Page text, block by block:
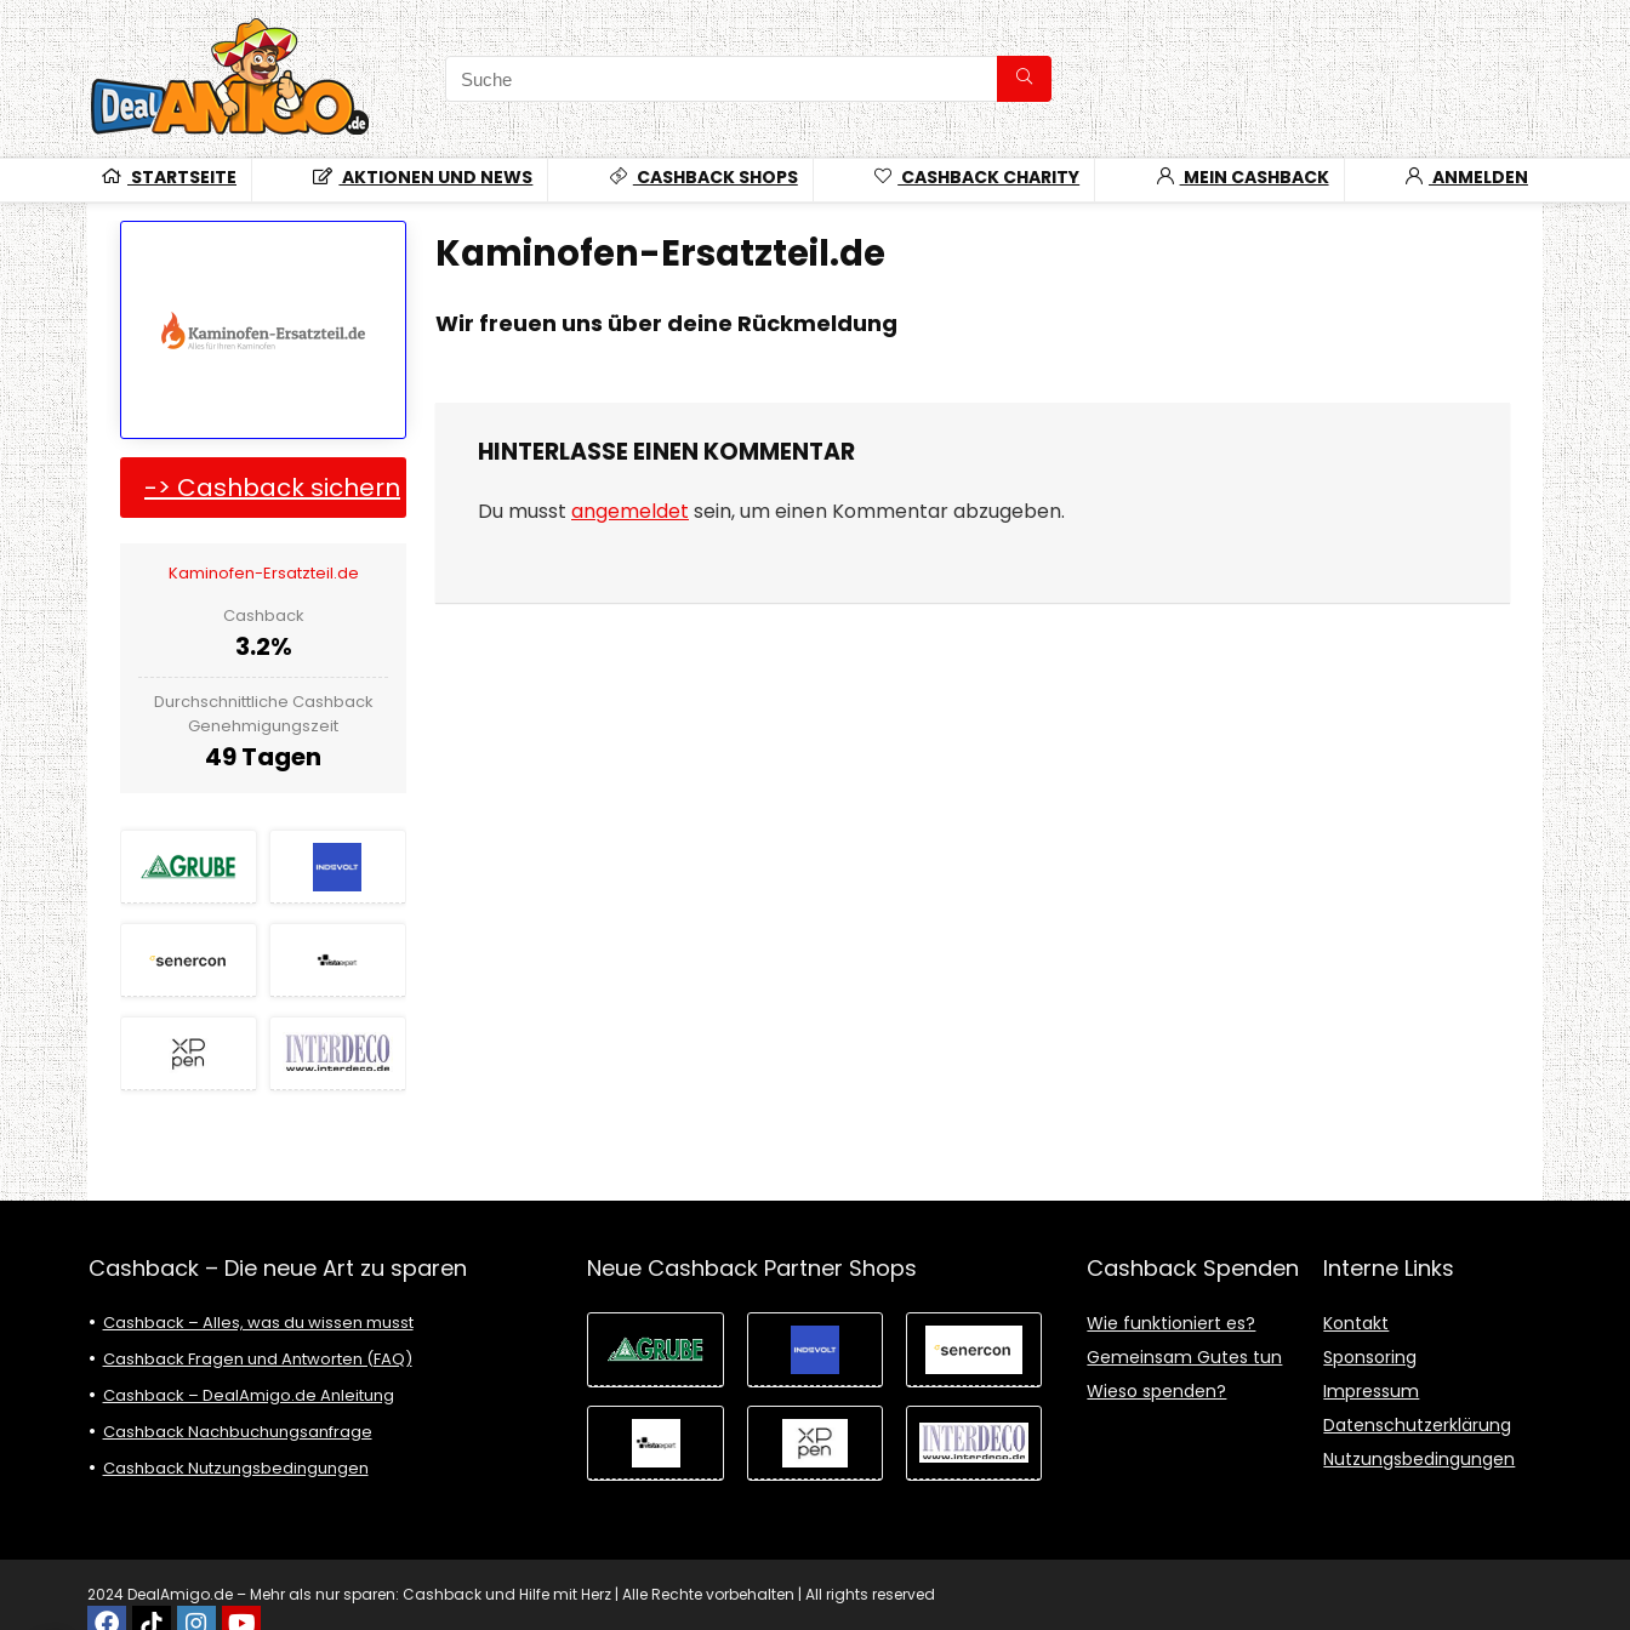
STARTSEITE AKTIONEN UND NEWS CASHBACK SHOPS CASHBACK CHARITY MEIN CASHBACK ANMELDEN
-> Cashback sichern
Kaminofen-Ersatzteil.de
Cashback
3.2%
Durchschnittliche Cashback
Genehmigungszeit
49 Tagen
Kaminofen-Ersatzteil.de
Wir freuen uns über deine Rückmeldung
HINTERLASSE EINEN KOMMENTAR
Du musst angemeldet sein, um einen Kommentar abzugeben.
Cashback – Die neue Art zu sparen
Cashback – Alles, was du wissen musst
Cashback Fragen und Antworten (FAQ)
Cashback – DealAmigo.de Anleitung
Cashback Nachbuchungsanfrage
Cashback Nutzungsbedingungen
Neue Cashback Partner Shops Cashback Spenden
Wie funktioniert es?
Gemeinsam Gutes tun
Wieso spenden?
Interne Links
Kontakt
Sponsoring
Impressum
Datenschutzerklärung
Nutzungsbedingungen
2024 DealAmigo.de – Mehr als nur sparen: Cashback und Hilfe mit Herz | Alle Rechte vorbehalten | All rights reserved